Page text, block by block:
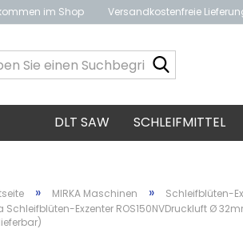
im Shop Versandkostenfreie
Sie
ein...
DLT SAW SCHLEIFMITTEL
» MIRKA Maschinen » Schleifblüten-
Schleifblüten-Exzenter ROS150NVDruckluft Ø